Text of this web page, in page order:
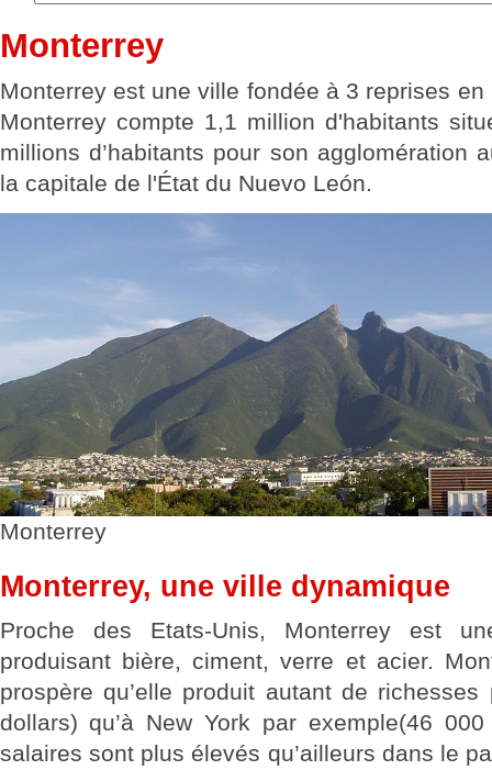
Monterrey
Monterrey est une ville fondée à 3 reprises
Monterrey compte 1,1 million d'habitants
millions d’habitants pour son agglomération
la capitale de l'État du Nuevo León.
Monterrey
Monterrey, une ville dynamique
Proche des Etats-Unis, Monterrey est
produisant bière, ciment, verre et acier.
prospère qu’elle produit autant de
dollars) qu’à New York par exemple(46
salaires sont plus élevés qu’ailleurs dans le